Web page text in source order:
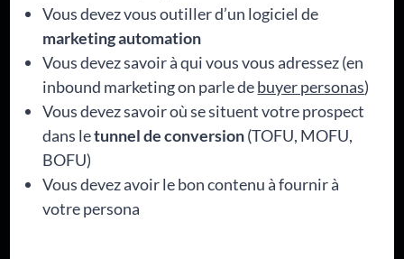
Vous devez vous outiller d’un logiciel de
marketing automation
Vous devez savoir à qui vous vous adressez (en
inbound marketing on parle debuyer personas)
Vous devez savoir où se situent votre prospect
dans letunnel de conversion(TOFU, MOFU,
BOFU)
Vous devez avoir le bon contenu à fournir à
votre persona